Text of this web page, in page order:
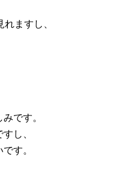
ますし、
です。
し、
す。